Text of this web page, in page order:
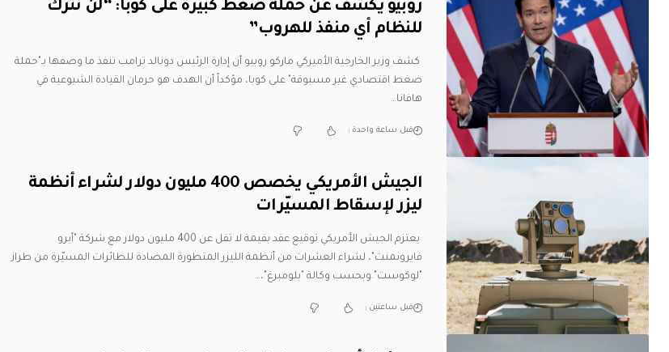
روبيو يكشف عن حملة ضغط كبيرة على كوبا: “لن نترك
للنظام أي منفذ للهروب”
كشف وزير الخارجية الأميركي ماركو روبيو أن إدارة الرئيس دونالد ترامب تنفذ ما وصفها بـ"حملة
ضغط اقتصادي غير مسبوقة" على كوبا، مؤكداً أن الهدف هو حرمان القيادة الشيوعية في
هافانا…
قبل ساعة واحدة
الجيش الأمريكي يخصص 400 مليون دولار لشراء أنظمة
ليزر لإسقاط المسيّرات
يعتزم الجيش الأمريكي توقيع عقد بقيمة لا تقل عن 400 مليون دولار مع شركة "أيرو
فايرونمنت"، لشراء العشرات من أنظمة الليزر المتطورة المضادة للطائرات المسيّرة من طراز
"لوكوست".وبحسب وكالة "بلومبرغ"،…
قبل ساعتين